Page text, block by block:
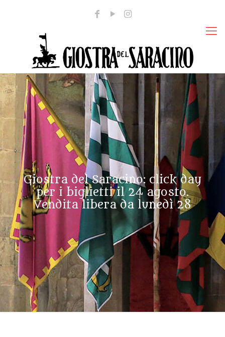
Giostra del Saracino: click day
per i biglietti il 24 agosto.
Vendita libera da lunedì 28